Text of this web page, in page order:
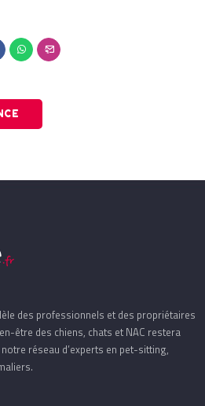
des professionnels et des propriétaires
être des chiens, chats et NAC restera
réseau d’experts en pet-sitting,